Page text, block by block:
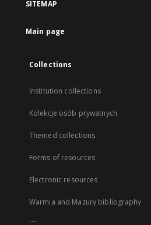
SITEMAP
Main page
Collections
Institution collections
Kolekcje osób prywatnych
Themed collections
Forms of resources
Electronic resources
Warmia and Mazury bibliography
...